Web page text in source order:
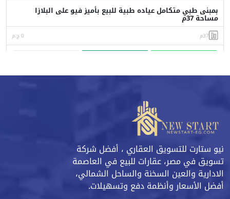
بمبنى طبي متكامل عياده طبية للبيع بأميز فيو على البلازا
مساحة 37م
37م 0 ج.م
نيو ستارت للتسويق العقاري ، أفضل شركة
تسويق في مصر، عقارات للبيع في العاصمة
الادارية والعين السخنة والساحل الشمالي،
أفضل الأسعار وأنظمة دفع وتسهيلات.